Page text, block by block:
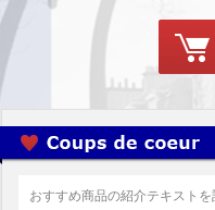
おすすめ商品の紹介テキストを